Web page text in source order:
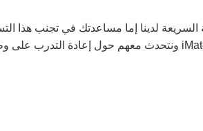
لدينا إما مساعدتك في تجنب هذا